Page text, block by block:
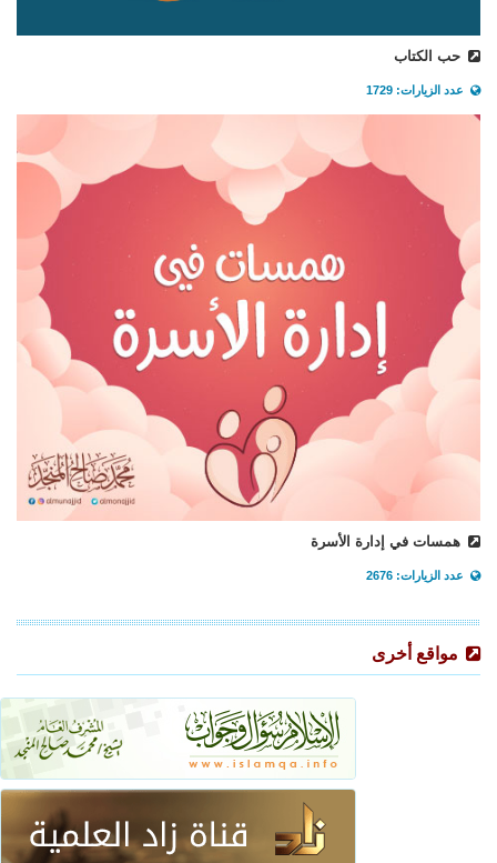
حب الكتاب
عدد الزيارات: 1729
همسات في إدارة الأسرة
عدد الزيارات: 2676
مواقع أخرى